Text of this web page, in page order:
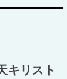
キリスト